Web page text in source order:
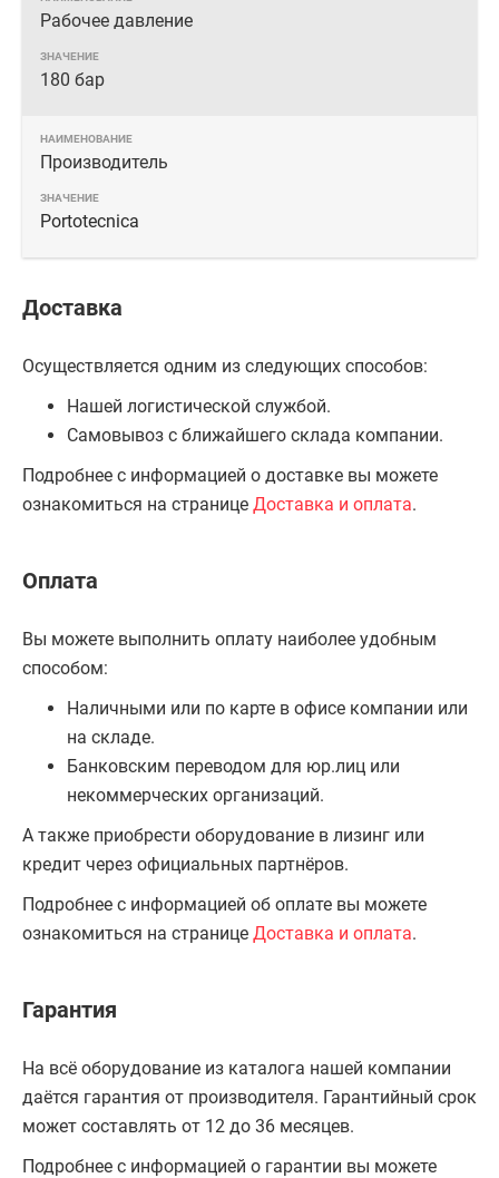
Рабочее давление
180 бар
Производитель
Portotecnica
Доставка
Осуществляется одним из следующих способов:
Нашей логистической службой.
Самовывоз с ближайшего склада компании.
Подробнее с информацией о доставке вы можете
ознакомиться на странице Доставка и оплата.
Оплата
Вы можете выполнить оплату наиболее удобным
способом:
Наличными или по карте в офисе компании или
на складе.
Банковским переводом для юр.лиц или
некоммерческих организаций.
А также приобрести оборудование в лизинг или
кредит через официальных партнёров.
Подробнее с информацией об оплате вы можете
ознакомиться на странице Доставка и оплата.
Гарантия
На всё оборудование из каталога нашей компании
даётся гарантия от производителя. Гарантийный срок
может составлять от 12 до 36 месяцев.
Подробнее с информацией о гарантии вы можете